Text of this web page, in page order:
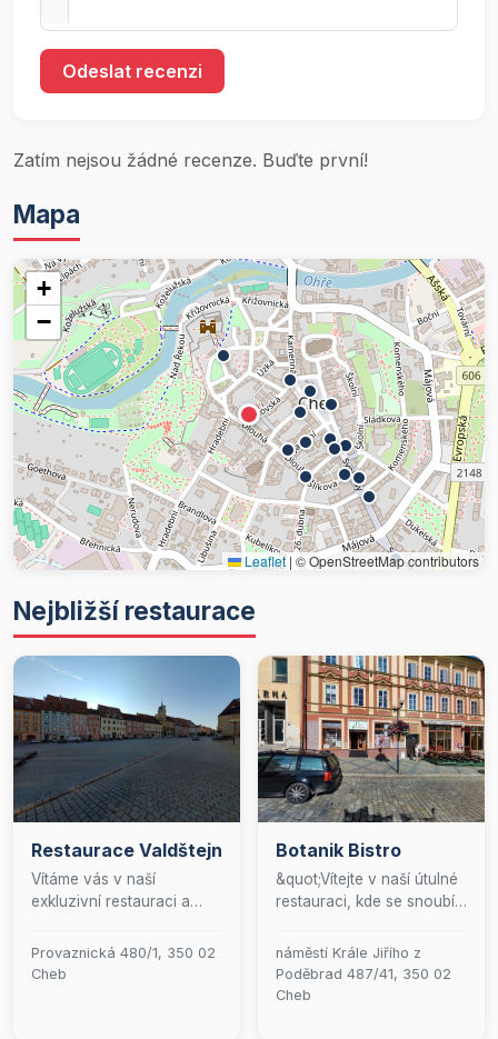
Odeslat recenzi
Zatím nejsou žádné recenze. Buďte první!
Mapa
+
−
Leaflet | © OpenStreetMap contributors
Nejbližší restaurace
Restaurace Valdštejn
Vítáme vás v naší
exkluzivní restauraci a
kulinářské umění s
vytříbeným výběrem vín. U
Provaznická 480/1, 350 02
Cheb
Botanik Bistro
&quot;Vítejte v naší útulné
restauraci, kde se snoubí
rodinnou atmosférou. U
nás se každý host cítí jako
doma. Přijďte si pochutnat
náměstí Krále Jiřího z
Poděbrad 487/41, 350 02
Cheb